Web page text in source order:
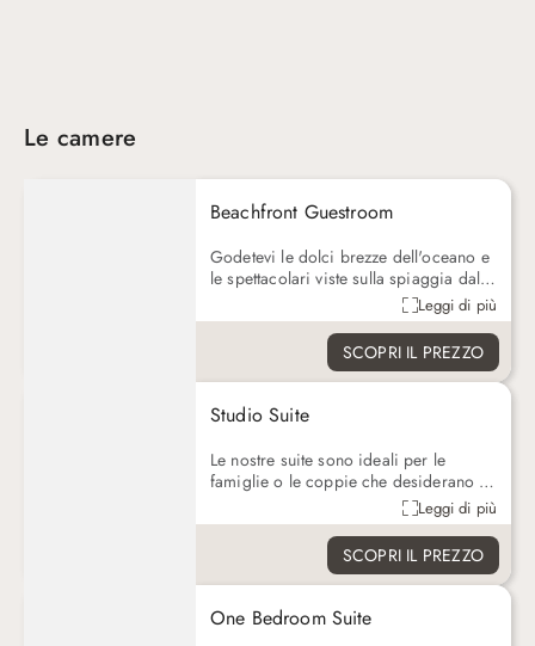
Le camere
Beachfront Guestroom
Godetevi le dolci brezze dell'oceano e
le spettacolari viste sulla spiaggia dal
vostro patio o balcone privato con
comodo accesso alla spiaggia. Ogni
camera fronte mare offre due letti
queen-size e un bagno privato, perfetto
per coppie o amici.
Leggi di più
SCOPRI IL PREZZO
Studio Suite
Le nostre suite sono ideali per le
famiglie o le coppie che desiderano un
po' più di spazio. Concedetevi le
nostre moderne suite con un letto king-
size, un divano letto queen, un angolo
cottura, un bagno privato e una
splendida vista su Great Bay o Little
Bay dal vostro balcone o patio privato.
Leggi di più
SCOPRI IL PREZZO
One Bedroom Suite